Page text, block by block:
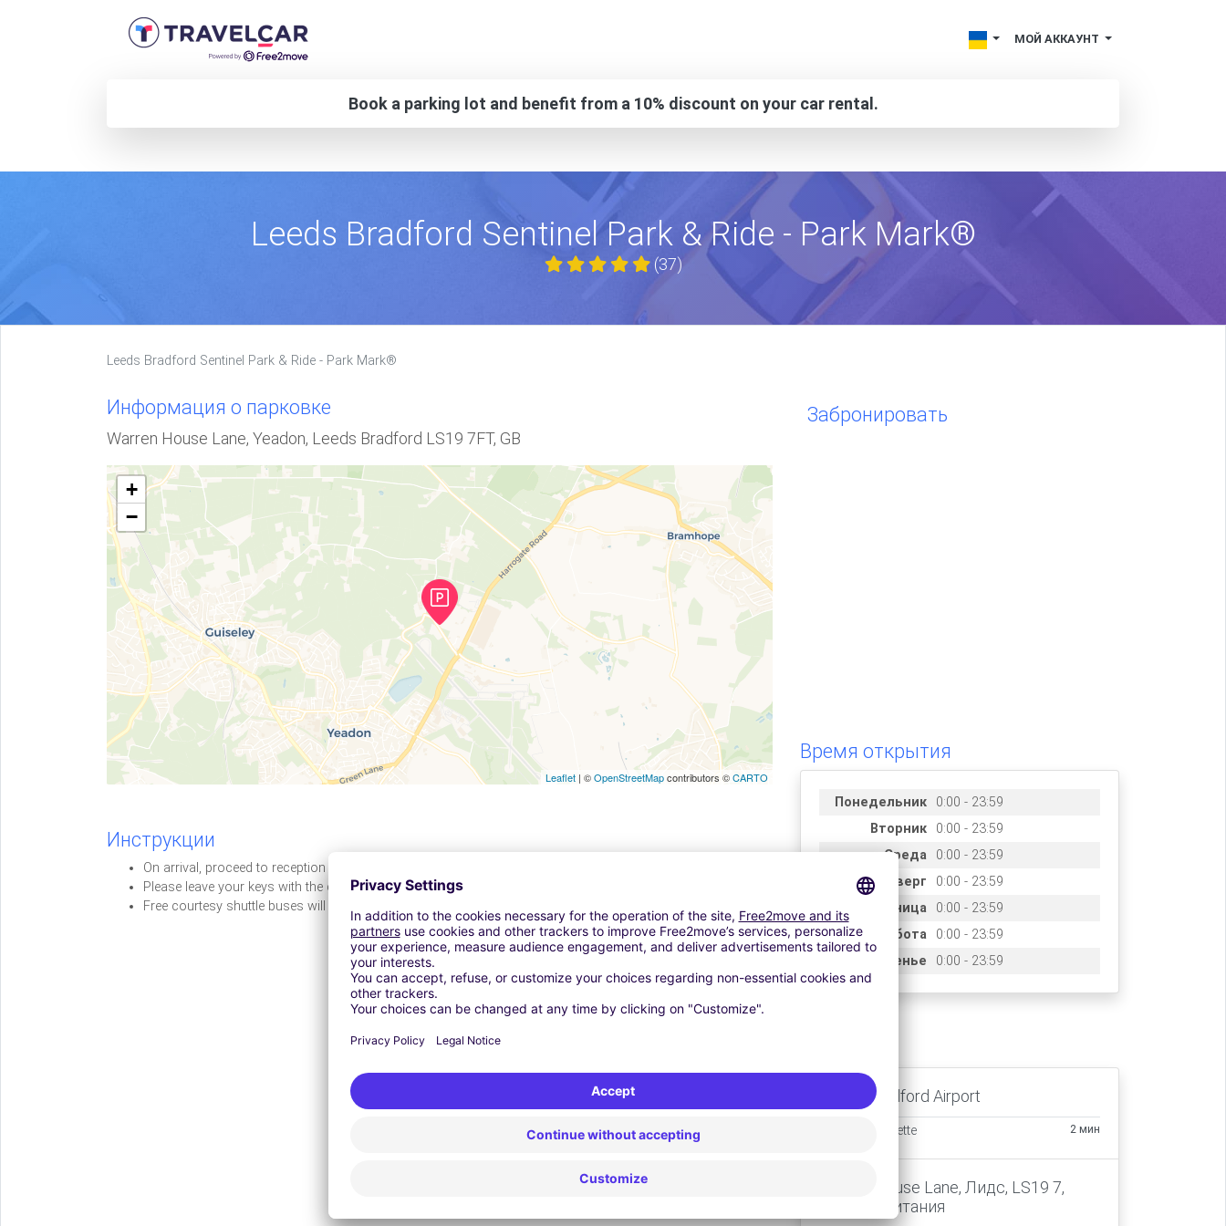
МОЙ АККАУНТ
Book a parking lot and benefit from a 10% discount on your car rental.
Leeds Bradford Sentinel Park & Ride - Park Mark®
(37)
Leeds Bradford Sentinel Park & Ride - Park Mark®
Информация о парковке
Warren House Lane, Yeadon, Leeds Bradford LS19 7FT, GB
+
−
Leaflet | ©OpenStreetMapcontributors ©CARTO
Инструкции
On arrival, proceed to reception to give the details of your booking
Please leave your keys with the car park
Free courtesy shuttle buses will transfer you and your luggage to Leeds Bradford Airport
Забронировать
Время открытия
Понедельник
0:00 - 23:59
Вторник
0:00 - 23:59
Среда
0:00 - 23:59
Четверг
0:00 - 23:59
Пятница
0:00 - 23:59
Суббота
0:00 - 23:59
Воскресенье
0:00 - 23:59
Leeds Bradford Airport
Transfert navette 2 мин
Warren House Lane, Лидс, LS19 7,
Великобритания